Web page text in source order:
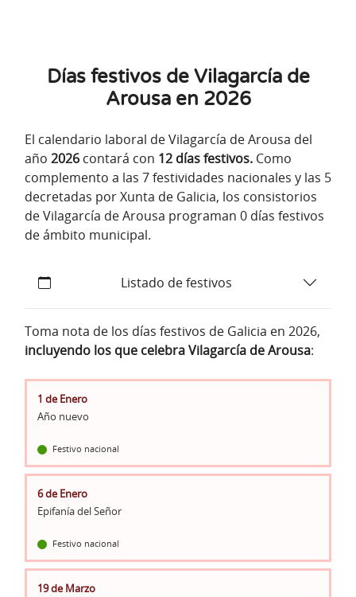
Días festivos de Vilagarcía de
Arousa en 2026
El calendario laboral de Vilagarcía de Arousa del
año 2026 contará con 12 días festivos. Como
complemento a las 7 festividades nacionales y las 5
decretadas por Xunta de Galicia, los consistorios
de Vilagarcía de Arousa programan 0 días festivos
de ámbito municipal.
Listado de festivos
Toma nota de los días festivos de Galicia en 2026,
incluyendo los que celebra Vilagarcía de Arousa:
1 de Enero
Año nuevo
Festivo nacional
6 de Enero
Epifanía del Señor
Festivo nacional
19 de Marzo